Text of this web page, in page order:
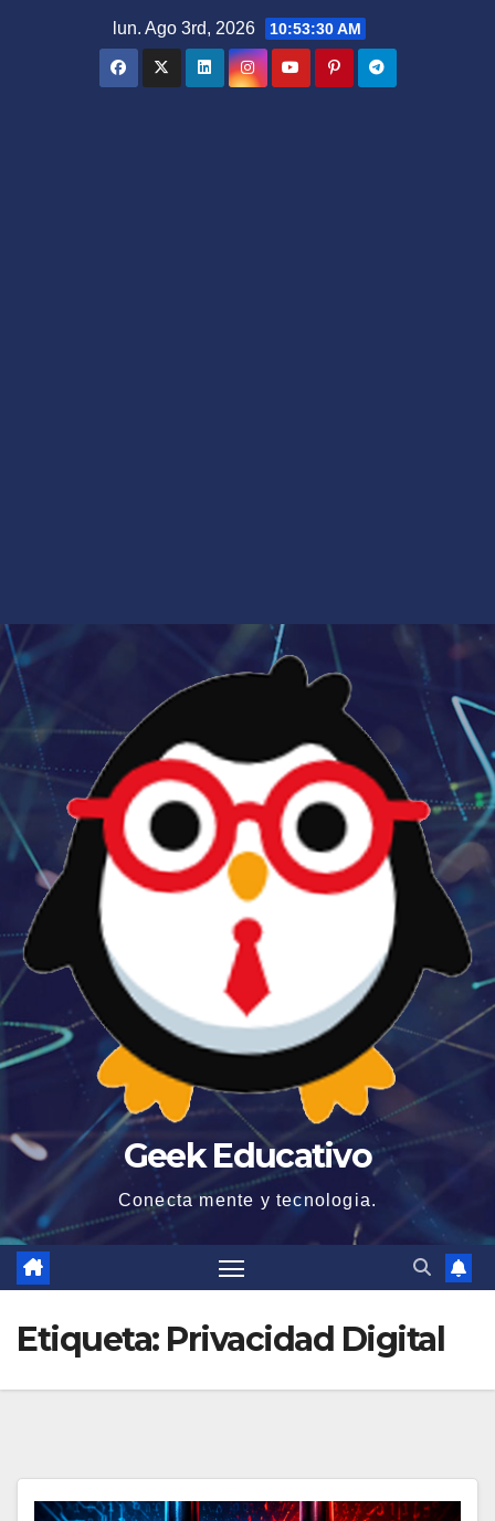
lun. Ago 3rd, 2026 10:53:30 AM
Geek Educativo
Conecta mente y tecnologia.
Etiqueta: Privacidad Digital